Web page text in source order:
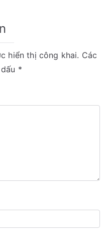
hiển thị công khai. Các
*